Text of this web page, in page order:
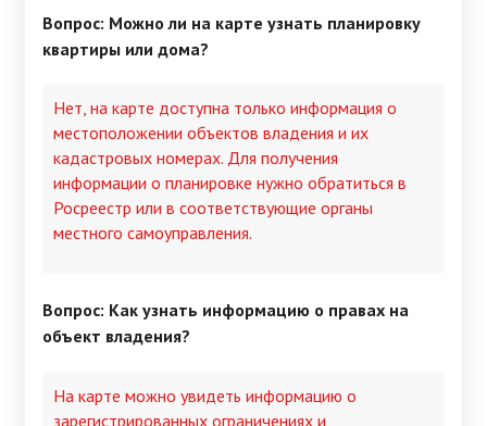
Вопрос: Можно ли на карте узнать планировку
квартиры или дома?
Нет, на карте доступна только информация о
местоположении объектов владения и их
кадастровых номерах. Для получения
информации о планировке нужно обратиться в
Росреестр или в соответствующие органы
местного самоуправления.
Вопрос: Как узнать информацию о правах на
объект владения?
На карте можно увидеть информацию о
зарегистрированных ограничениях и